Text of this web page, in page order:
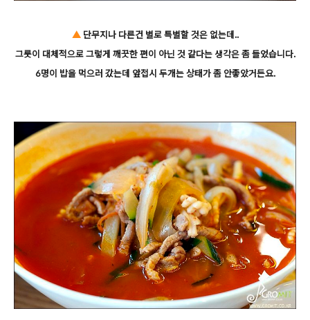
▲ 단무지나 다른건 별로 특별할 것은 없는데..
그릇이 대체적으로 그렇게 깨끗한 편이 아닌 것 같다는 생각은 좀 들었습니다.
6명이 밥을 먹으러 갔는데 앞접시 두개는 상태가 좀 안좋았거든요.